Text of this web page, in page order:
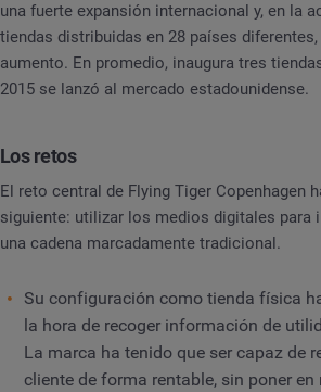
una fuerte expansión internacional y, en la
tiendas distribuidas en 28 países
aumento. En promedio, inaugura tres
2015 se lanzó al mercado estadounidense.
Los retos
El reto central de Flying Tiger Copenhagen
siguiente: utilizar los medios digitales para
una cadena marcadamente tradicional.
Su configuración como tienda física
la hora de recoger información de
La marca ha tenido que ser capaz de
cliente de forma rentable, sin poner en